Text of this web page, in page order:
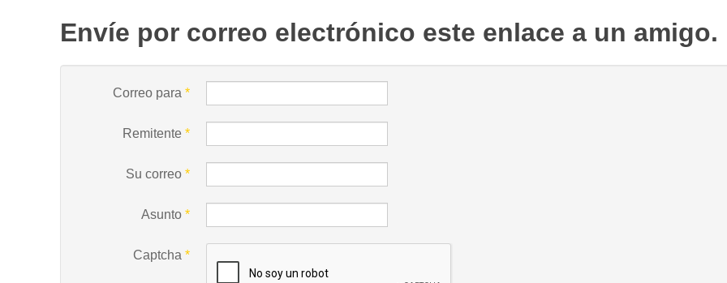
Envíe por correo electrónico este enlace a un amigo.
Correo para *
Remitente *
Su correo *
Asunto *
Captcha *